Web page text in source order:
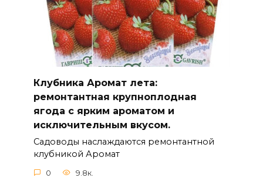
Клубника Аромат лета:
ремонтантная крупноплодная
ягода с ярким ароматом и
исключительным вкусом.
Садоводы наслаждаются ремонтантной
клубникой Аромат
0 9.8к.